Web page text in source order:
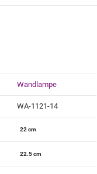
Wandlampe
WA-1121-14
22 cm
22.5 cm